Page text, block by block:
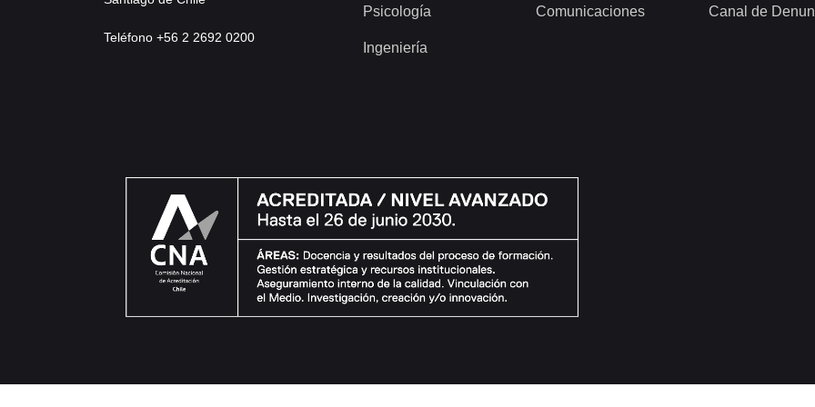
Teléfono +56 2 2692 0200
Psicología
Ingeniería
Comunicaciones Canal de